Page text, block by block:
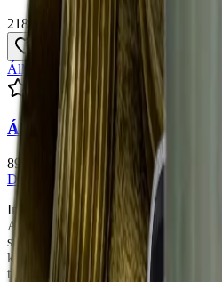
2189 Ft + ÁFA
Állványcső
Állványcső B-75
89 409 Ft+ ÁFA
Dunamenti CSZ Kft.
Immáron 50 éve kezdtük el
Az általunk gyártott, és folyamatosan
szerelvények jelenleg is a tűzvédelmi
kiegészítéseként, 30 éve kezdtük el a
tűzcsapszekrények gyártását.